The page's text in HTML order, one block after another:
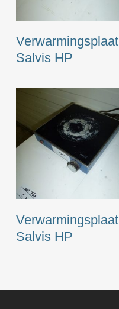
Verwarmingsplaat
Salvis HP
Verwarmingsplaat
Salvis HP